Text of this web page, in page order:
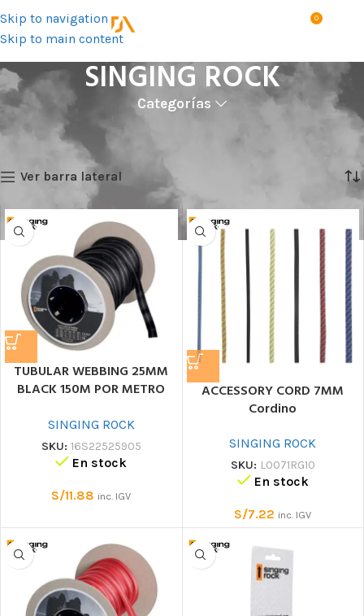
Skip to navigation
Skip to main content
MENÚ 0
SINGING ROCK
Categorías
Marca del producto
Mostrando 1–12 de 496 resultados
Ver barra lateral
TUBULAR WEBBING 25MM
BLACK 150M POR METRO
SINGING ROCK
SKU: 16S22525905
En stock
S/11.88 inc. IGV
ACCESSORY CORD 7MM
Cordino
SINGING ROCK
SKU: L0071RG10
En stock
S/7.22 inc. IGV